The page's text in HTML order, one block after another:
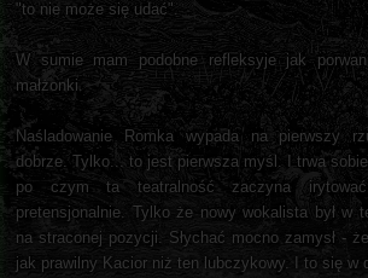
"to nie może się udać".
W sumie mam podobne refleksyje jak
małżonki.
Naśladowanie Romka wypada na pierwszy
dobrze. Tylko... to jest pierwsza myśl. I trwa
po czym ta teatralność zaczyna
pretensjonalnie. Tylko że nowy wokalista był w
na straconej pozycji. Słychać mocno zamysł -
jak prawilny Kacior niż ten lubczykowy. I to się w